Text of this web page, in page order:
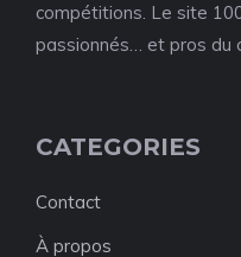
compétitions. Le site
passionnés… et pros du
CATEGORIES
Contact
À propos